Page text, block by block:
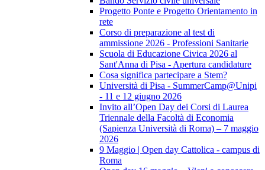
Progetto Ponte e Progetto Orientamento in
rete
Corso di preparazione al test di
ammissione 2026 - Professioni Sanitarie
Scuola di Educazione Civica 2026 al
Sant'Anna di Pisa - Apertura candidature
Cosa significa partecipare a Stem?
Università di Pisa - SummerCamp@Unipi
- 11 e 12 giugno 2026
Invito all’Open Day dei Corsi di Laurea
Triennale della Facoltà di Economia
(Sapienza Università di Roma) – 7 maggio
2026
9 Maggio | Open day Cattolica - campus di
Roma